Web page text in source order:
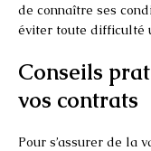
de connaître ses
éviter toute difficulté
Conseils
vos contrats
Pour s’assurer de la